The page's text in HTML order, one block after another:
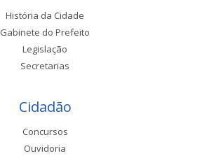
História da Cidade
Gabinete do Prefeito
Legislação
Secretarias
Cidadão
Concursos
Ouvidoria